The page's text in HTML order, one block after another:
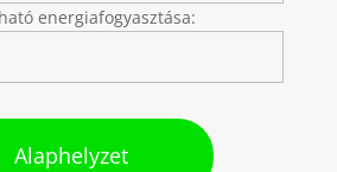
energiafogyasztása:
Alaphelyzet